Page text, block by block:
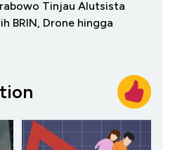
Tinjau Alutsista
BRIN, Drone hingga